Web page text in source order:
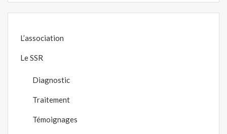
L’association
Le SSR
Diagnostic
Traitement
Témoignages